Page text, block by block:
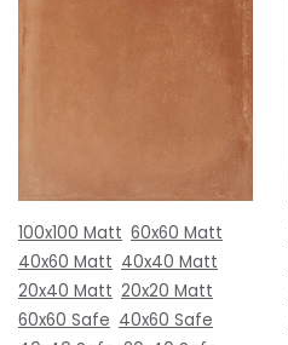
100x100 Matt 60x60 Matt
40x60 Matt 40x40 Matt
20x40 Matt 20x20 Matt
60x60 Safe 40x60 Safe